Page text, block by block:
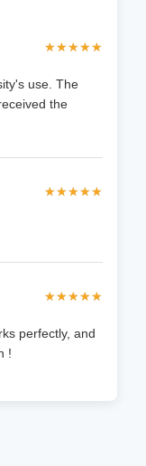
★★★★★
★★★★★
use. The
the
★★★★★
★★★★★
★★★★★
★★★★★
perfectly, and
!